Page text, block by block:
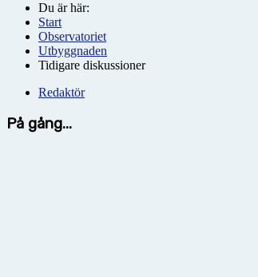
Du är här:
Start
Observatoriet
Utbyggnaden
Tidigare diskussioner
Redaktör
På gång...